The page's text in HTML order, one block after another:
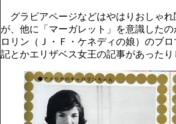
グラビアページなどはやはりおしゃ
が、他に「マーガレット」を意識した
ロリン（Ｊ・Ｆ・ケネディの娘）のブ
記とかエリザベス女王の記事があったり